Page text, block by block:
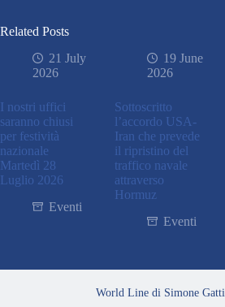
Related Posts
21 July
2026
I nostri uffici
saranno chiusi
per festività
nazionale
Martedì 28
Luglio 2026
Eventi
19 June
2026
Sottoscritto
l’accordo USA-
Iran che prevede
il ripristino del
traffico navale
attraverso
Hormuz
Eventi
World Line di Simone Gatti